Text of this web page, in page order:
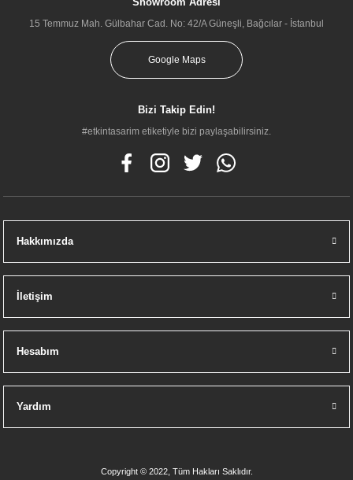
15 Temmuz Mah. Gülbahar Cad. No: 42/A Güneşli, Bağcılar - İstanbul
Google Maps
Bizi Takip Edin!
#etkintasarim etiketiyle bizi paylaşabilirsiniz.
Hakkımızda
İletişim
Hesabım
Yardım
Copyright © 2022, Tüm Hakları Saklıdır.